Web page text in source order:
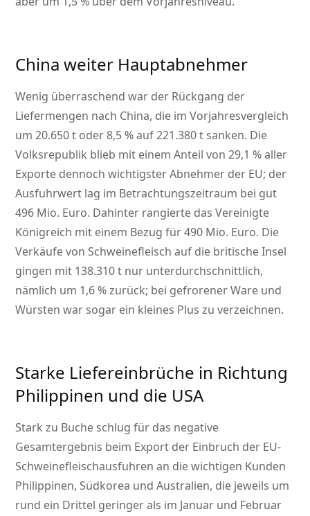
China weiter Hauptabnehmer
Wenig überraschend war der Rückgang der
Liefermengen nach China, die im Vorjahresvergleich
um 20.650 t oder 8,5 % auf 221.380 t sanken. Die
Volksrepublik blieb mit einem Anteil von 29,1 % aller
Exporte dennoch wichtigster Abnehmer der EU; der
Ausfuhrwert lag im Betrachtungszeitraum bei gut
496 Mio. Euro. Dahinter rangierte das Vereinigte
Königreich mit einem Bezug für 490 Mio. Euro. Die
Verkäufe von Schweinefleisch auf die britische Insel
gingen mit 138.310 t nur unterdurchschnittlich,
nämlich um 1,6 % zurück; bei gefrorener Ware und
Würsten war sogar ein kleines Plus zu verzeichnen.
Starke Liefereinbrüche in Richtung
Philippinen und die USA
Stark zu Buche schlug für das negative
Gesamtergebnis beim Export der Einbruch der EU-
Schweinefleischausfuhren an die wichtigen Kunden
Philippinen, Südkorea und Australien, die jeweils um
rund ein Drittel geringer als im Januar und Februar